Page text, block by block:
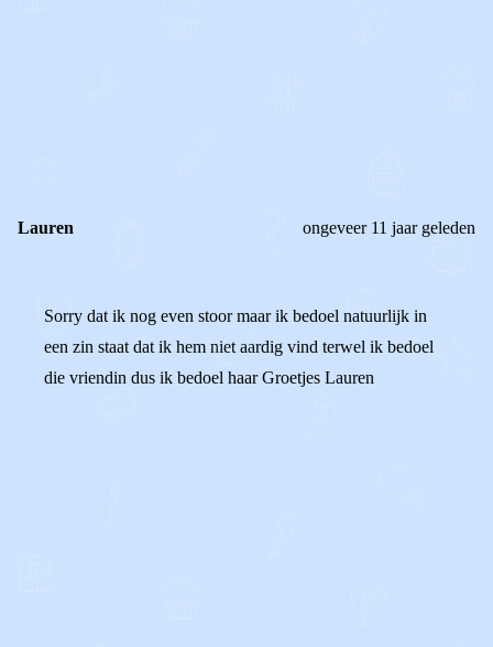
Lauren ongeveer 11 jaar geleden
Sorry dat ik nog even stoor maar ik bedoel natuurlijk in
een zin staat dat ik hem niet aardig vind terwel ik bedoel
die vriendin dus ik bedoel haar Groetjes Lauren